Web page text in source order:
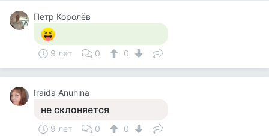
Пётр Королёв
9 лет 0 0
Iraida Anuhina
не склоняется
9 лет 0 0